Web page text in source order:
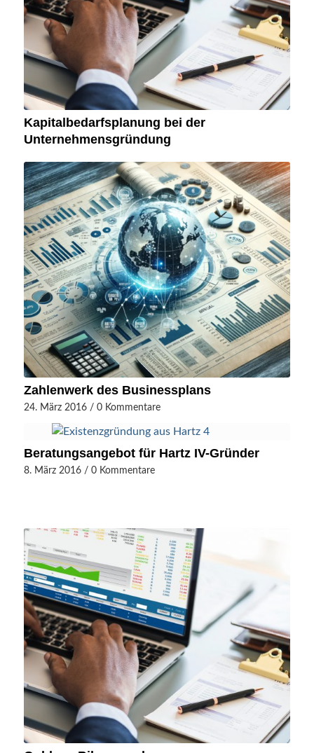
Kapitalbedarfsplanung bei der
Unternehmensgründung
Zahlenwerk des Businessplans
24. März 2016 / 0 Kommentare
Beratungsangebot für Hartz IV-Gründer
8. März 2016 / 0 Kommentare